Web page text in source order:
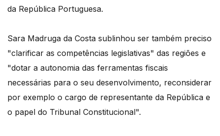
da República Portuguesa.
Sara Madruga da Costa sublinhou ser também preciso
"clarificar as competências legislativas" das regiões e
"dotar a autonomia das ferramentas fiscais
necessárias para o seu desenvolvimento, reconsiderar
por exemplo o cargo de representante da República e
o papel do Tribunal Constitucional".